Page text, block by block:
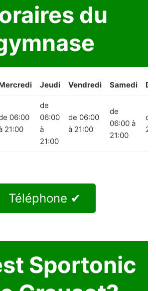
du
Jeudi Vendredi Samedi
06:00
21:00
de
06:00
à
21:00
de 06:00
à 21:00
de
06:00 à
21:00
de
Téléphone ✔
Sportonic